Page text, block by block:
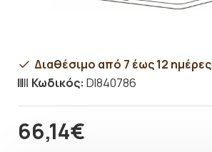
66,14€
Διαθέσιμο από 7 έως 12 ημέρες
Κωδικός: DI840786